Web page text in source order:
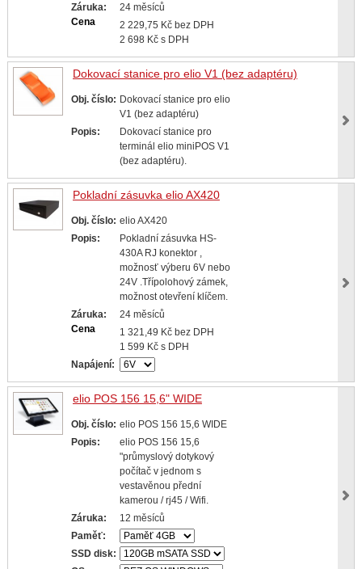
Záruka:
24 měsíců
Cena
2 229,75 Kč bez DPH
2 698 Kč s DPH
Dokovací stanice pro elio V1 (bez adaptéru)
Obj. číslo: Dokovací stanice pro elio
V1 (bez adaptéru)
Popis:
Dokovací stanice pro
terminál elio miniPOS V1
(bez adaptéru).
Pokladní zásuvka elio AX420
Obj. číslo: elio AX420
Popis:
Pokladní zásuvka HS-
430A RJ konektor ,
možnosť výberu 6V nebo
24V .Třípolohový zámek,
možnost otevření klíčem.
Záruka:
24 měsíců
Cena
1 321,49 Kč bez DPH
1 599 Kč s DPH
Napájení:
elio POS 156 15,6" WIDE
Obj. číslo: elio POS 156 15,6 WIDE
Popis:
elio POS 156 15,6
"průmyslový dotykový
počítač v jednom s
vestavěnou přední
kamerou / rj45 / Wifi.
Záruka:
12 měsíců
Paměť:
SSD disk: